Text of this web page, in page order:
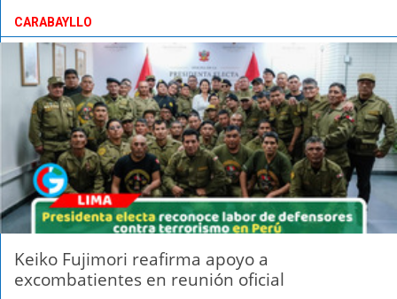
CARABAYLLO
Keiko Fujimori reafirma apoyo a
excombatientes en reunión oficial